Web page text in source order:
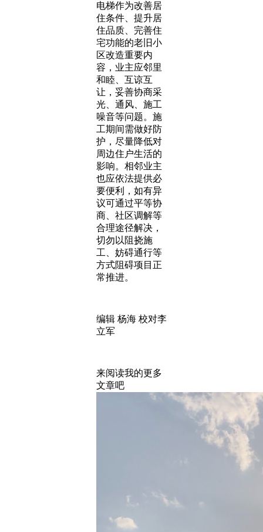
电梯作为改善居
住条件、提升居
住品质、完善住
宅功能的老旧小
区改造重要内
容，业主应邻里
和睦、互谅互
让，妥善协商采
光、通风、施工
噪音等问题。施
工期间需做好防
护，尽量降低对
周边住户生活的
影响。相邻业主
也应依法提供必
要便利，如有异
议可通过平等协
商、社区调解等
合理途径解决，
切勿以阻挠施
工、妨碍通行等
方式阻碍项目正
常推进。
编辑 杨海 校对李
立军
来阅读我的更多
文章吧